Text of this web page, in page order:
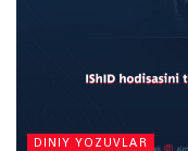
DINIY YOZUVLAR